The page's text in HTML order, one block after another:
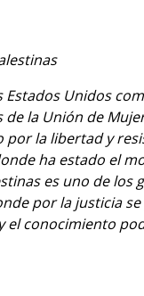
Estados Unidos
la Unión de
por la libertad y
ha estado el
es uno de los
por la justicia
el conocimiento